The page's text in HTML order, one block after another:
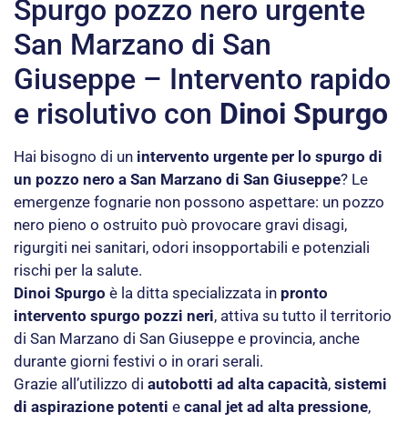
Spurgo pozzo nero urgente
San Marzano di San
Giuseppe – Intervento rapido
e risolutivo con Dinoi Spurgo
Hai bisogno di un intervento urgente per lo spurgo di
un pozzo nero a San Marzano di San Giuseppe? Le
emergenze fognarie non possono aspettare: un pozzo
nero pieno o ostruito può provocare gravi disagi,
rigurgiti nei sanitari, odori insopportabili e potenziali
rischi per la salute.
Dinoi Spurgo è la ditta specializzata in pronto
intervento spurgo pozzi neri, attiva su tutto il territorio
di San Marzano di San Giuseppe e provincia, anche
durante giorni festivi o in orari serali.
Grazie all’utilizzo di autobotti ad alta capacità, sistemi
di aspirazione potenti e canal jet ad alta pressione,